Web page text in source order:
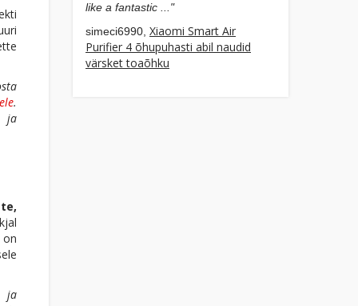
.
ja
ja
like a fantastic ..."
simeci6990, Xiaomi Smart Air
Purifier 4 õhupuhasti abil naudid
värsket toaõhku